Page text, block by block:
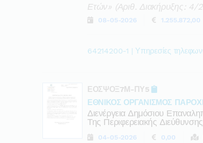
Ετών» (αριθ. Διακήρυξης:
08-05-2026 1.255.872,00
64214200-1 | Υπηρεσίες
ΕΟΣΨΟΞ7Μ-ΠΥ5
ΕΘΝΙΚΟΣ ΟΡΓΑΝΙΣΜΟΣ
Διενέργεια Δημόσιου
Της Περιφερειακής
04-05-2026 0,00